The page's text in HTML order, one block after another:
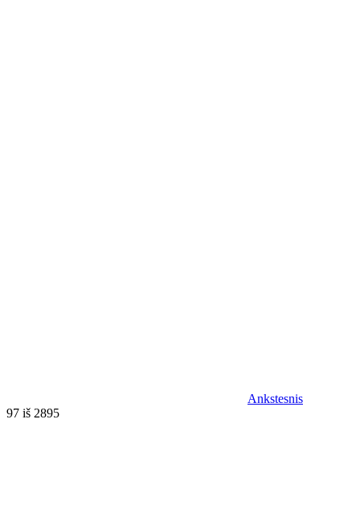
Ankstesnis
97 iš 2895